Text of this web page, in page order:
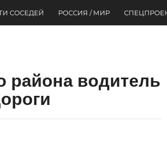
СОСЕДЕЙ РОССИЯ / МИР
района водитель